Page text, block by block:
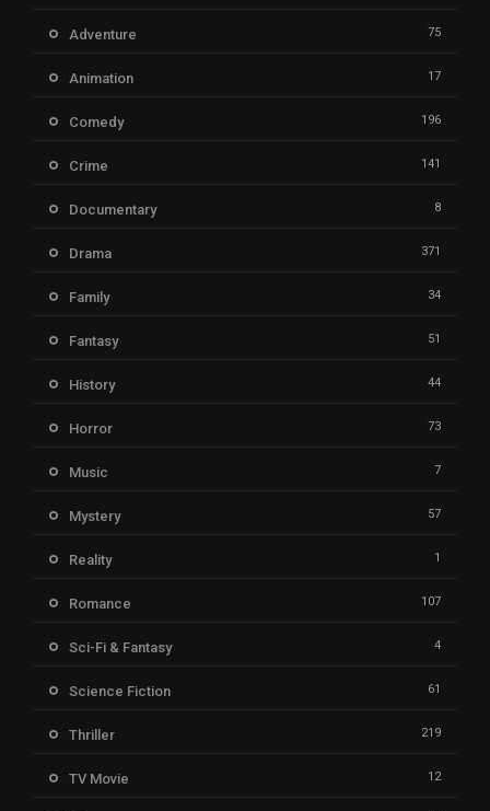
Adventure 75
Animation 17
Comedy 196
Crime 141
Documentary 8
Drama 371
Family 34
Fantasy 51
History 44
Horror 73
Music 7
Mystery 57
Reality 1
Romance 107
Sci-Fi & Fantasy 4
Science Fiction 61
Thriller 219
TV Movie 12